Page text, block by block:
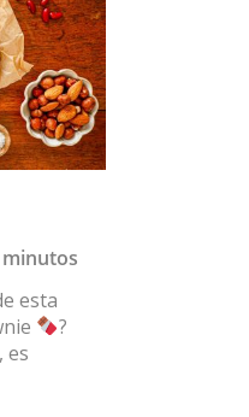
minutos
esta
?
es